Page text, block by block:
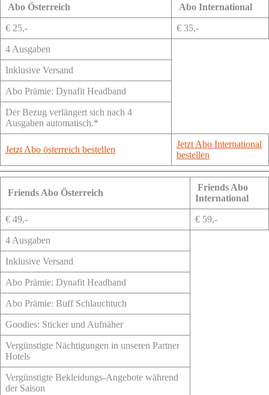
Abo Österreich Abo International
€ 25,- € 35,-
4 Ausgaben
Inklusive Versand
Abo Prämie: Dynafit Headband
Der Bezug verlängert sich nach 4
Ausgaben automatisch.*
Jetzt Abo österreich bestellen
Jetzt Abo International
bestellen
Friends Abo Österreich
Friends Abo
International
€ 49,- € 59,-
4 Ausgaben
Inklusive Versand
Abo Prämie: Dynafit Headband
Abo Prämie: Buff Schlauchtuch
Goodies: Sticker und Aufnäher
Vergünstigte Nächtigungen in unseren Partner
Hotels
Vergünstigte Bekleidungs-Angebote während
der Saison